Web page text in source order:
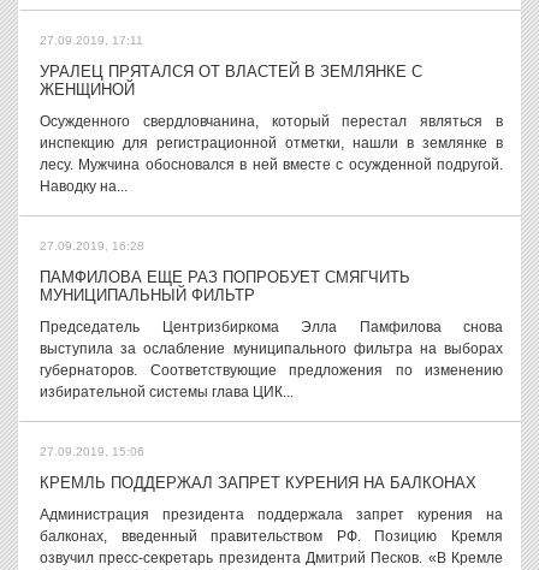
27.09.2019, 17:11
УРАЛЕЦ ПРЯТАЛСЯ ОТ ВЛАСТЕЙ В ЗЕМЛЯНКЕ С
ЖЕНЩИНОЙ
Осужденного свердловчанина, который перестал являться в
инспекцию для регистрационной отметки, нашли в землянке в
лесу. Мужчина обосновался в ней вместе с осужденной подругой.
Наводку на...
27.09.2019, 16:28
ПАМФИЛОВА ЕЩЕ РАЗ ПОПРОБУЕТ СМЯГЧИТЬ
МУНИЦИПАЛЬНЫЙ ФИЛЬТР
Председатель Центризбиркома Элла Памфилова снова
выступила за ослабление муниципального фильтра на выборах
губернаторов. Соответствующие предложения по изменению
избирательной системы глава ЦИК...
27.09.2019, 15:06
КРЕМЛЬ ПОДДЕРЖАЛ ЗАПРЕТ КУРЕНИЯ НА БАЛКОНАХ
Администрация президента поддержала запрет курения на
балконах, введенный правительством РФ. Позицию Кремля
озвучил пресс-секретарь президента Дмитрий Песков. «В Кремле